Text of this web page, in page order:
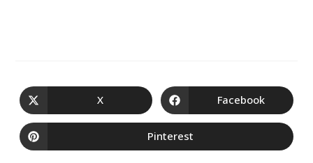
X Facebook
Pinterest